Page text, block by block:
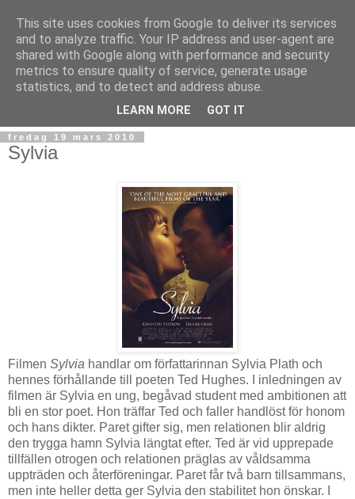
fredag 19 mars 2010
Sylvia
Filmen Sylvia handlar om författarinnan Sylvia Plath och
hennes förhållande till poeten Ted Hughes. I inledningen av
filmen är Sylvia en ung, begåvad student med ambitionen att
bli en stor poet. Hon träffar Ted och faller handlöst för honom
och hans dikter. Paret gifter sig, men relationen blir aldrig
den trygga hamn Sylvia längtat efter. Ted är vid upprepade
tillfällen otrogen och relationen präglas av våldsamma
uppträden och återföreningar. Paret får två barn tillsammans,
men inte heller detta ger Sylvia den stabilitet hon önskar. I
This site uses cookies from Google to deliver its services
and to analyze traffic. Your IP address and user-agent are
shared with Google along with performance and security
metrics to ensure quality of service, generate usage
statistics, and to detect and address abuse.
LEARN MORE GOT IT